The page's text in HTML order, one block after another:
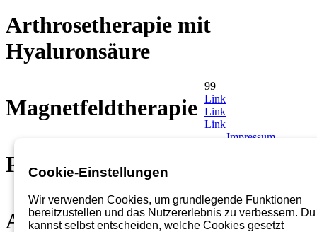
Arthrosetherapie mit
Hyaluronsäure
Magnetfeldtherapie
Proliferationstherapie
Akupunktur Kinesio-Taping
99
Link
Link
Link
Impressum
Cookie-Einstellungen
Wir verwenden Cookies, um grundlegende Funktionen
bereitzustellen und das Nutzererlebnis zu verbessern. Du
kannst selbst entscheiden, welche Cookies gesetzt